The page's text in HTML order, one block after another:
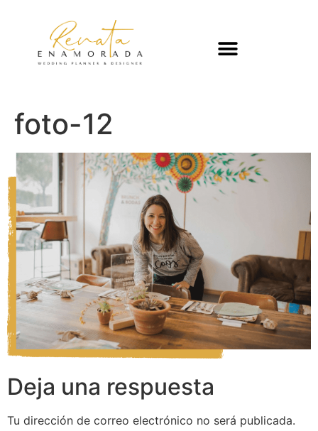
foto-12
Deja una respuesta
Tu dirección de correo electrónico no será publicada.